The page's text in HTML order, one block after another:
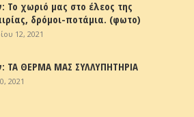
Το χωριό μας στο έλεος της
δρόμοι-ποτάμια. (φωτο)
12, 2021
ΤΑ ΘΕΡΜΑ ΜΑΣ ΣΥΛΛΥΠΗΤΗΡΙΑ
2021